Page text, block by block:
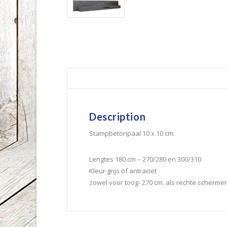
Description
Stampbetonpaal 10 x 10 cm.
Lengtes 180 cm – 270/280 en 300/310
Kleur grijs of antraciet
zowel voor toog- 270 cm. als rechte